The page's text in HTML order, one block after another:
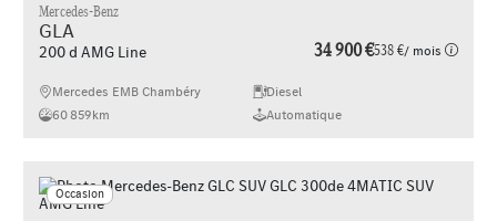
Mercedes-Benz
GLA
200 d AMG Line 34 900 €538 €/ mois
Mercedes EMB Chambéry
Diesel
60 859km
Automatique
Occasion